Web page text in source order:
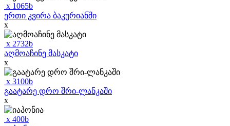
x 1065b
ერთი კვირა ბაკურიანში
x
x 2732b
აღმოაჩინე მასკატი
x
x 3100b
გაატარე დრო შრი-ლანკაში
x
x 400b